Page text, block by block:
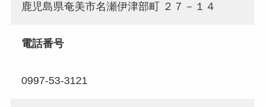
鹿児島県奄美市名瀬伊津部町 ２７－１４
電話番号
0997-53-3121